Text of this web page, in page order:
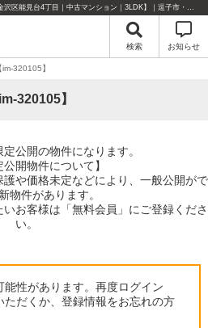
こちらは会員物件です【im-320105｜横浜市金沢区能見台4丁目｜中古マンション｜3LDK】｜逗子市・葉山町・湘南エリアの不動産のことならセンチュリー21リビングライフにお任せください！
検索 お知らせ
320105】
320105】
公開の物件になります。
公開物件について】
や価格未定などにより、一般公開がで
物件があります。
お客様は「無料会員」にご登録くださ
い。
能性があります。再度ログイン
ただくか、登録情報をお忘れの方